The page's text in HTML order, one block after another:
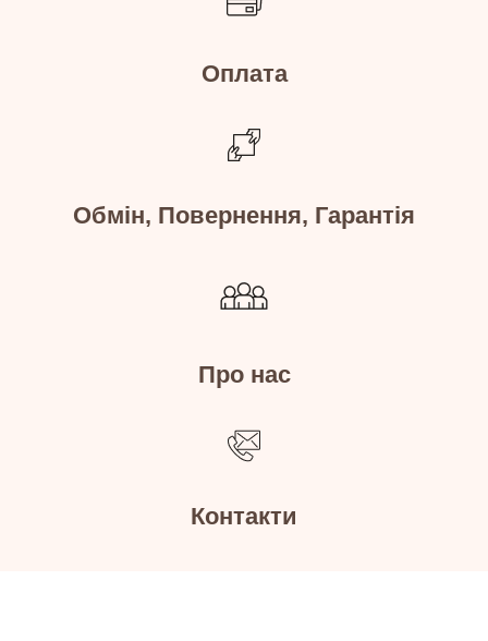
Оплата
Обмін, Повернення, Гарантія
Про нас
Контакти